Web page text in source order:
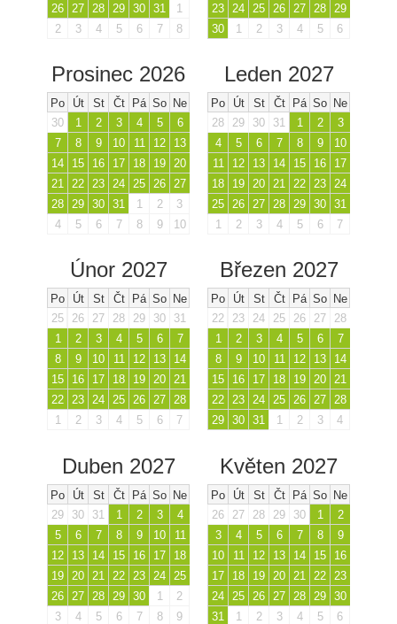
26
27 28 29 30 31
1
2
3 4 5 6 7 8
23
24 25 26 27 28
29
30
1 2 3 4 5 6
Prosinec 2026
Po Út St Čt Pá So Ne
30
1 2 3 4 5
6
7
8 9 10 11 12
13
14
15 16 17 18 19
20
21
22 23 24 25 26
27
28
29 30 31 1 2
3
4
5 6 7 8 9 10
Leden 2027
Po Út St Čt Pá So Ne
28
29 30 31 1 2
3
4
5 6 7 8 9
10
11
12 13 14 15 16
17
18
19 20 21 22 23
24
25
26 27 28 29 30 31
1
2 3 4 5 6 7
Únor 2027
Po Út St Čt Pá So Ne
25
26 27 28 29 30
31
1
2 3 4 5 6
7
8
9 10 11 12 13
14
15
16 17 18 19 20 21
22 23 24 25 26 27 28
1
2 3 4 5 6 7
Březen 2027
Po Út St Čt Pá So Ne
22
23 24 25 26 27
28
1
2 3 4 5 6
7
8
9 10 11 12 13
14
15
16 17 18 19 20 21
22 23 24 25 26 27 28
29 30 31 1 2 3 4
Duben 2027
Po Út St Čt Pá So Ne
29
30 31 1 2 3
4
5
6 7 8 9 10
11
12
13 14 15 16 17
18
19
20 21 22 23 24
25
26
27 28 29 30 1
2
3
4 5 6 7 8 9
Květen 2027
Po Út St Čt Pá So Ne
26
27 28 29 30 1
2
3
4 5 6 7 8
9
10
11 12 13 14 15
16
17
18 19 20 21 22
23
24
25 26 27 28 29 30
31
1 2 3 4 5 6